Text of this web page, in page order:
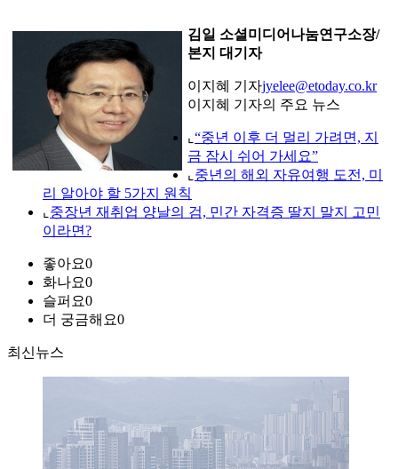
김일 소셜미디어나눔연구소장/
본지 대기자
이지혜 기자jyelee@etoday.co.kr
이지혜 기자의 주요 뉴스
⌞ “중년 이후 더 멀리 가려면, 지
금 잠시 쉬어 가세요”
⌞ 중년의 해외 자유여행 도전, 미
리 알아야 할 5가지 원칙
⌞ 중장년 재취업 양날의 검, 민간 자격증 딸지 말지 고민
이라면?
좋아요0
화나요0
슬퍼요0
더 궁금해요0
최신뉴스